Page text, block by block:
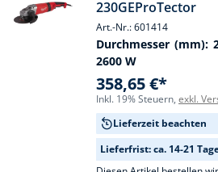
230GEProTector
Art.-Nr.: 601414
Durchmesser (mm):
2600 W
358,65 €*
Inkl. 19% Steuern, exkl.
Lieferzeit beachten
Lieferfrist: ca. 14-21